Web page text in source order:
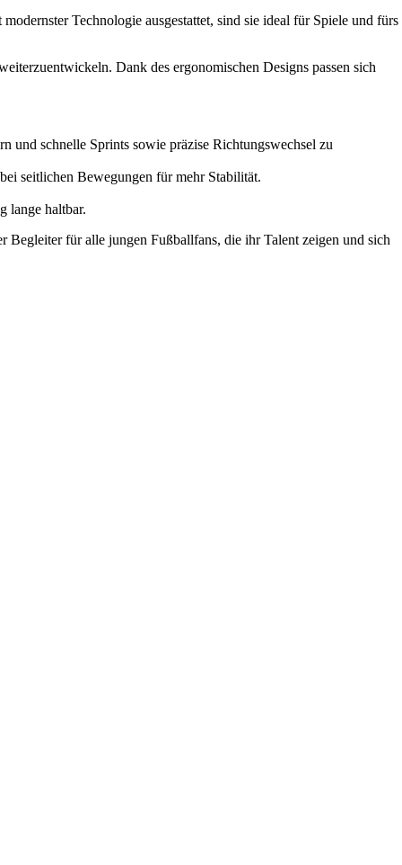
Technologie ausgestattet, sind sie ideal für Spiele und fürs
Dank des ergonomischen Designs passen sich
und schnelle Sprints sowie präzise Richtungswechsel zu
seitlichen Bewegungen für mehr Stabilität.
lange haltbar.
für alle jungen Fußballfans, die ihr Talent zeigen und sich